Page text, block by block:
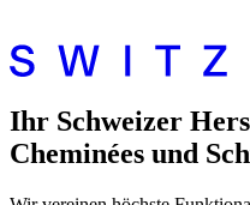
Ihr Schweizer
Cheminées und